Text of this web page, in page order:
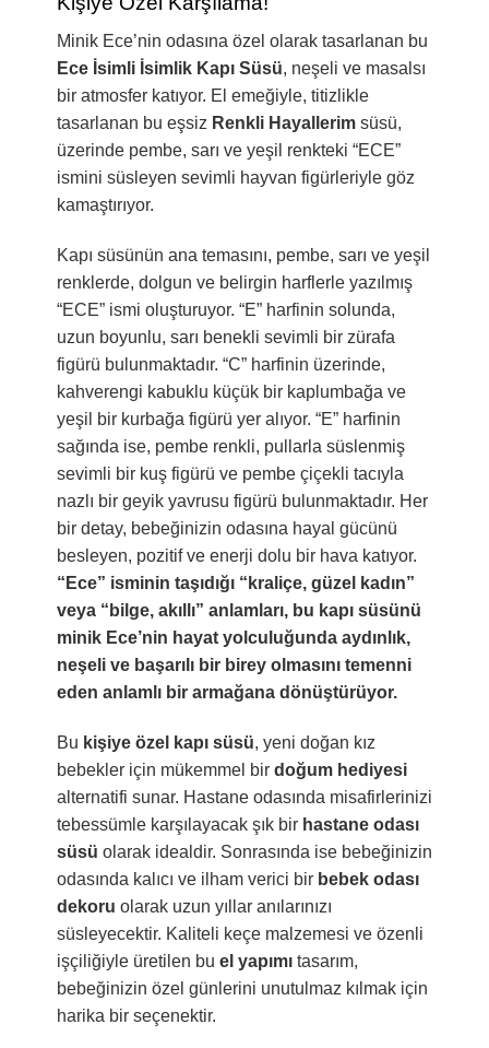
Minik Ece’nin odasına özel olarak tasarlanan bu
Ece İsimli İsimlik Kapı Süsü, neşeli ve masalsı
bir atmosfer katıyor. El emeğiyle, titizlikle
tasarlanan bu eşsiz Renkli Hayallerimsüsü,
üzerinde pembe, sarı ve yeşil renkteki “ECE”
ismini süsleyen sevimli hayvan figürleriyle göz
kamaştırıyor.
Kapı süsünün ana temasını, pembe, sarı ve yeşil
renklerde, dolgun ve belirgin harflerle yazılmış
“ECE” ismi oluşturuyor. “E” harfinin solunda,
uzun boyunlu, sarı benekli sevimli bir zürafa
figürü bulunmaktadır. “C” harfinin üzerinde,
kahverengi kabuklu küçük bir kaplumbağa ve
yeşil bir kurbağa figürü yer alıyor. “E” harfinin
sağında ise, pembe renkli, pullarla süslenmiş
sevimli bir kuş figürü ve pembe çiçekli tacıyla
nazlı bir geyik yavrusu figürü bulunmaktadır. Her
bir detay, bebeğinizin odasına hayal gücünü
besleyen, pozitif ve enerji dolu bir hava katıyor.
“Ece” isminin taşıdığı “kraliçe, güzel kadın”
veya “bilge, akıllı” anlamları, bu kapı süsünü
minik Ece’nin hayat yolculuğunda aydınlık,
neşeli ve başarılı bir birey olmasını temenni
eden anlamlı bir armağana dönüştürüyor.
Bu kişiye özel kapı süsü, yeni doğan kız
bebekler için mükemmel bir doğum hediyesi
alternatifi sunar. Hastane odasında misafirlerinizi
tebessümle karşılayacak şık bir hastane odası
süsü olarak idealdir. Sonrasında ise bebeğinizin
odasında kalıcı ve ilham verici bir bebek odası
dekoru olarak uzun yıllar anılarınızı
süsleyecektir. Kaliteli keçe malzemesi ve özenli
işçiliğiyle üretilen bu el yapımıtasarım,
bebeğinizin özel günlerini unutulmaz kılmak için
harika bir seçenektir.